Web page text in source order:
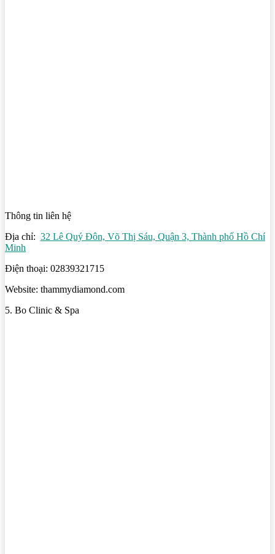
Thông tin liên hệ
Địa chỉ: 32 Lê Quý Đôn, Võ Thị Sáu, Quận 3, Thành phố Hồ Chí
Minh
Điện thoại: 02839321715
Website: thammydiamond.com
5. Bo Clinic & Spa